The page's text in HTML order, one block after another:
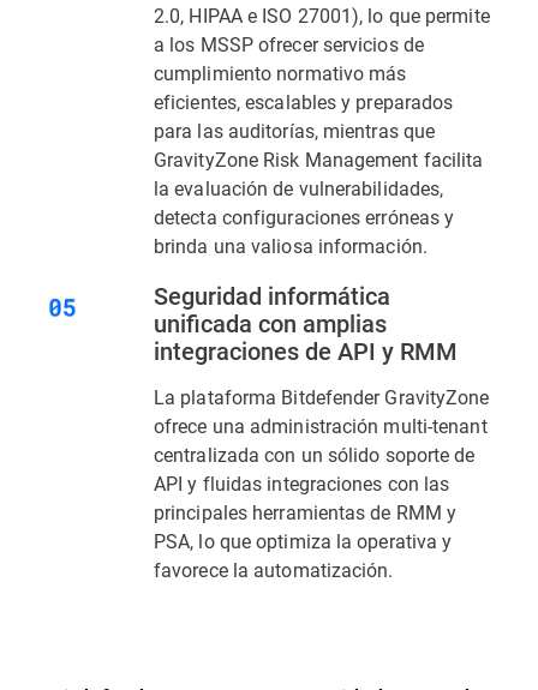
2.0, HIPAA e ISO 27001), lo que permite
a los MSSP ofrecer servicios de
cumplimiento normativo más
eficientes, escalables y preparados
para las auditorías, mientras que
GravityZone Risk Management facilita
la evaluación de vulnerabilidades,
detecta configuraciones erróneas y
brinda una valiosa información.
Seguridad informática
unificada con amplias
integraciones de API y RMM
La plataforma Bitdefender GravityZone
ofrece una administración multi-tenant
centralizada con un sólido soporte de
API y fluidas integraciones con las
principales herramientas de RMM y
PSA, lo que optimiza la operativa y
favorece la automatización.